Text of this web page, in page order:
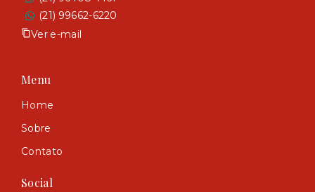
(21) 99662-6220
Ver e-mail
Menu
Home
Sobre
Contato
Social